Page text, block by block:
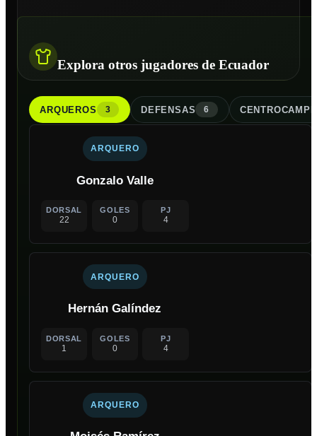
Explora otros jugadores de Ecuador
ARQUEROS 3 DEFENSAS 6
ARQUERO
Gonzalo Valle
DORSAL
22
GOLES
0
PJ
4
ARQUERO
Hernán Galíndez
DORSAL
1
GOLES
0
PJ
4
ARQUERO